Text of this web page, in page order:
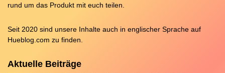
rund um das Produkt mit euch teilen.
Seit 2020 sind unsere Inhalte auch in englischer Sprache auf
Hueblog.com zu finden.
Aktuelle Beiträge